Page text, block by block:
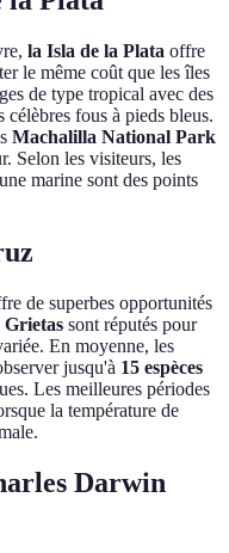
la Isla de la Plata offre
le même coût que les îles
de type tropical avec des
célèbres fous à pieds bleus.
Machalilla National Park
Selon les visiteurs, les
marine sont des points
de superbes opportunités
Grietas sont réputés pour
En moyenne, les
jusqu'à 15 espèces
Les meilleures périodes
la température de
Darwin